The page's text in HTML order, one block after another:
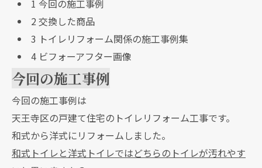
1 今回の施工事例
2交換した商品
3 トイレリフォーム関係の施工事例集
4ビフォーアフター画像
今回の施工事例
今回の施工事例は
天王寺区の戸建て住宅のトイレリフォーム工事です。
和式から洋式にリフォームしました。
和式トイレと洋式トイレではどちらのトイレが汚れやす